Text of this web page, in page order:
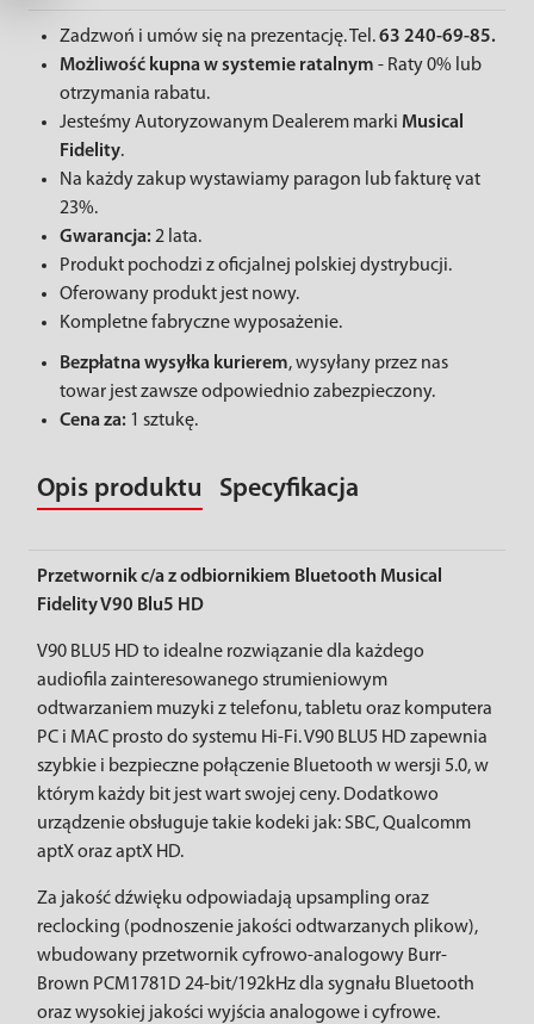
Zadzwoń i umów się na prezentację. Tel.63 240-69-85.
Możliwość kupna w systemie ratalnym - Raty 0% lub
otrzymania rabatu.
Jesteśmy Autoryzowanym Dealerem marki Musical
Fidelity.
Na każdy zakup wystawiamy paragon lub fakturę vat
23%.
Gwarancja: 2 lata.
Produkt pochodzi z oficjalnej polskiej dystrybucji.
Oferowany produkt jest nowy.
Kompletne fabryczne wyposażenie.
Bezpłatna wysyłka kurierem, wysyłany przez nas
towar jest zawsze odpowiednio zabezpieczony.
Cena za: 1 sztukę.
Opis produktu Specyfikacja
Przetwornik c/a z odbiornikiem Bluetooth Musical
Fidelity V90 Blu5 HD
V90 BLU5 HD to idealne rozwiązanie dla każdego
audiofila zainteresowanego strumieniowym
odtwarzaniem muzyki z telefonu, tabletu oraz komputera
PC i MAC prosto do systemu Hi-Fi. V90 BLU5 HD zapewnia
szybkie i bezpieczne połączenie Bluetooth w wersji 5.0, w
którym każdy bit jest wart swojej ceny. Dodatkowo
urządzenie obsługuje takie kodeki jak: SBC, Qualcomm
aptX oraz aptX HD.
Za jakość dźwięku odpowiadają upsampling oraz
reclocking (podnoszenie jakości odtwarzanych plikow),
wbudowany przetwornik cyfrowo-analogowy Burr-
Brown PCM1781D 24-bit/192kHz dla sygnału Bluetooth
oraz wysokiej jakości wyjścia analogowe i cyfrowe.